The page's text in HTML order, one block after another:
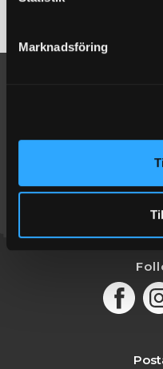
information i vår
Marknadsföring